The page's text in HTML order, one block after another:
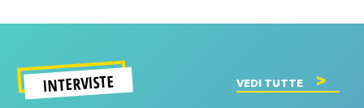
INTERVISTE VEDI TUTTE